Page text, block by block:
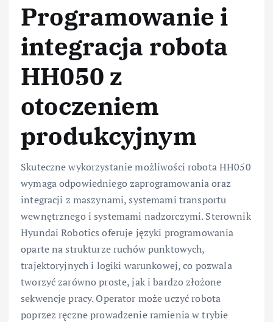
Programowanie i
integracja robota
HH050 z
otoczeniem
produkcyjnym
Skuteczne wykorzystanie możliwości robota HH050
wymaga odpowiedniego zaprogramowania oraz
integracji z maszynami, systemami transportu
wewnętrznego i systemami nadzorczymi. Sterownik
Hyundai Robotics oferuje języki programowania
oparte na strukturze ruchów punktowych,
trajektoryjnych i logiki warunkowej, co pozwala
tworzyć zarówno proste, jak i bardzo złożone
sekwencje pracy. Operator może uczyć robota
poprzez ręczne prowadzenie ramienia w trybie